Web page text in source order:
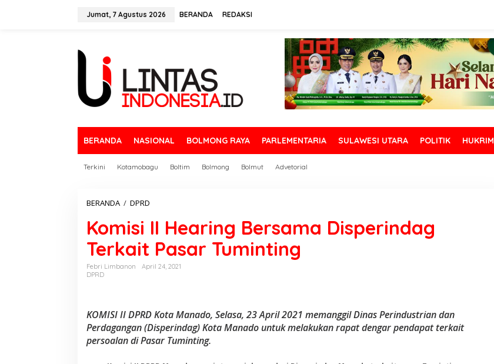
Jumat, 7 Agustus 2026 BERANDA REDAKSI
BERANDA NASIONAL BOLMONG RAYA PARLEMENTARIA SULAWESI UTARA POLITIK HUKRIM
Terkini Kotamobagu Boltim Bolmong Bolmut Advetorial
BERANDA / DPRD
m
i
I
a
r
i
n
B
Komisi II Hearing Bersama Disperindag
Terkait Pasar Tuminting
Febri Limbanon
April 24, 2021
DPRD
KOMISI II DPRD Kota Manado, Selasa, 23 April 2021 memanggil Dinas Perindustrian dan
Perdagangan (Disperindag) Kota Manado untuk melakukan rapat dengar pendapat terkait
persoalan di Pasar Tuminting.